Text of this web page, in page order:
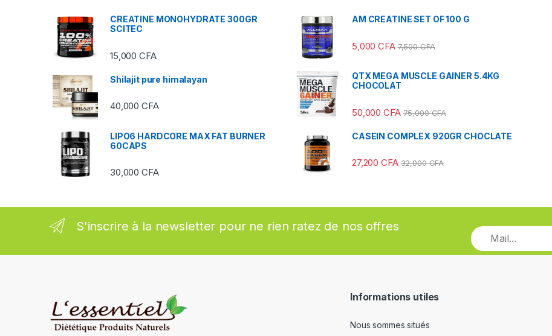
l
CREATINE MONOHYDRATE 300GR
SCITEC
15,000CFA
Shilajit pure himalayan
40,000CFA
LIPO6 HARDCORE MAX FAT BURNER
60CAPS
30,000CFA
AM CREATINE SET OF 100 G
5,000CFA 7,500CFA
QTX MEGA MUSCLE GAINER 5.4KG
CHOCOLAT
50,000CFA 75,000CFA
CASEIN COMPLEX 920GR CHOCLATE
27,200CFA 32,000CFA
S'inscrire à la newsletter pour ne rien ratez de nos offres
Informations utiles
Nous sommes situés